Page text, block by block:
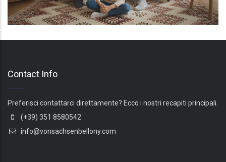
Contact Info
Preferisci contattarci direttamente? Ecco i nostri recapiti principali.
(+39) 351 8580542
info@vonsachsenbellony.com